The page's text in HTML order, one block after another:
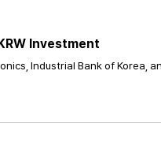
Investment
Industrial Bank of Korea,